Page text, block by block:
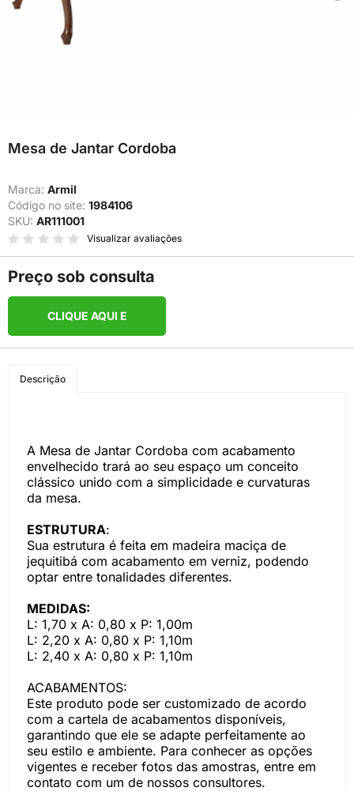
Mesa de Jantar Cordoba
Marca: Armil
Código no site: 1984106
SKU: AR111001
Visualizar avaliações
Preço sob consulta
CLIQUE AQUI E
Descrição
A Mesa de Jantar Cordoba com acabamento
envelhecido trará ao seu espaço um conceito
clássico unido com a simplicidade e curvaturas
da mesa.
ESTRUTURA:
Sua estrutura é feita em madeira maciça de
jequitibá com acabamento em verniz, podendo
optar entre tonalidades diferentes.
MEDIDAS:
L: 1,70 x A: 0,80 x P: 1,00m
L: 2,20 x A: 0,80 x P: 1,10m
L: 2,40 x A: 0,80 x P: 1,10m
ACABAMENTOS:
Este produto pode ser customizado de acordo
com a cartela de acabamentos disponíveis,
garantindo que ele se adapte perfeitamente ao
seu estilo e ambiente. Para conhecer as opções
vigentes e receber fotos das amostras, entre em
contato com um de nossos consultores.